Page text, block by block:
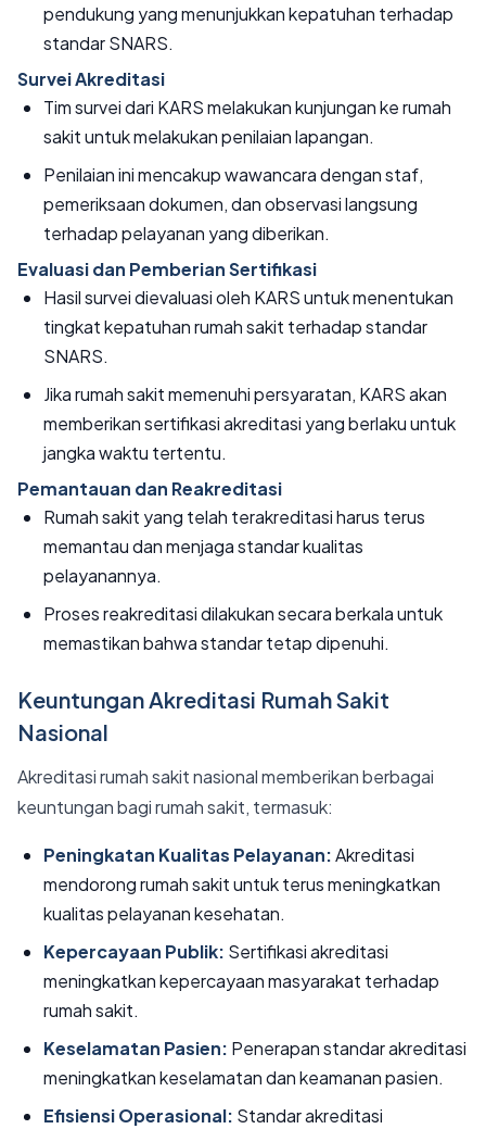
pendukung yang menunjukkan kepatuhan terhadap
standar SNARS.
Survei Akreditasi
Tim survei dari KARS melakukan kunjungan ke rumah
sakit untuk melakukan penilaian lapangan.
Penilaian ini mencakup wawancara dengan staf,
pemeriksaan dokumen, dan observasi langsung
terhadap pelayanan yang diberikan.
Evaluasi dan Pemberian Sertifikasi
Hasil survei dievaluasi oleh KARS untuk menentukan
tingkat kepatuhan rumah sakit terhadap standar
SNARS.
Jika rumah sakit memenuhi persyaratan, KARS akan
memberikan sertifikasi akreditasi yang berlaku untuk
jangka waktu tertentu.
Pemantauan dan Reakreditasi
Rumah sakit yang telah terakreditasi harus terus
memantau dan menjaga standar kualitas
pelayanannya.
Proses reakreditasi dilakukan secara berkala untuk
memastikan bahwa standar tetap dipenuhi.
Keuntungan Akreditasi Rumah Sakit
Nasional
Akreditasi rumah sakit nasional memberikan berbagai
keuntungan bagi rumah sakit, termasuk:
Peningkatan Kualitas Pelayanan:Akreditasi
mendorong rumah sakit untuk terus meningkatkan
kualitas pelayanan kesehatan.
Kepercayaan Publik: Sertifikasi akreditasi
meningkatkan kepercayaan masyarakat terhadap
rumah sakit.
Keselamatan Pasien: Penerapan standar akreditasi
meningkatkan keselamatan dan keamanan pasien.
Efisiensi Operasional: Standar akreditasi